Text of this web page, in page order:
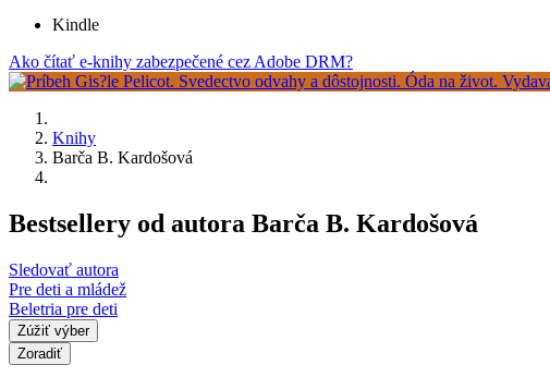
Kindle
Ako čítať e-knihy zabezpečené cez Adobe DRM?
Knihy
Barča B. Kardošová
Bestsellery od autora Barča B. Kardošová
Sledovať autora
Pre deti a mládež
Beletria pre deti
Zúžiť výber
Zoradiť